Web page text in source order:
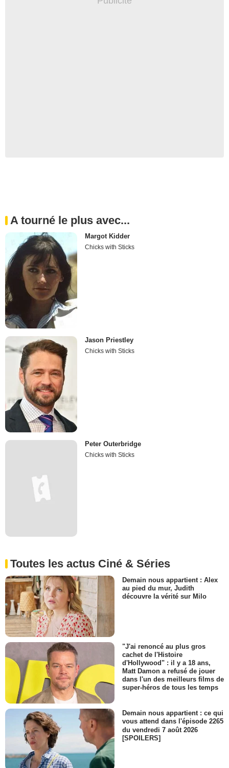
A tourné le plus avec...
Margot Kidder
Chicks with Sticks
Jason Priestley
Chicks with Sticks
Peter Outerbridge
Chicks with Sticks
Toutes les actus Ciné & Séries
Demain nous appartient : Alex
au pied du mur, Judith
découvre la vérité sur Milo
"J'ai renoncé au plus gros
cachet de l'Histoire
d'Hollywood" : il y a 18 ans,
Matt Damon a refusé de jouer
dans l'un des meilleurs films de
super-héros de tous les temps
Demain nous appartient : ce qui
vous attend dans l'épisode 2265
du vendredi 7 août 2026
[SPOILERS]